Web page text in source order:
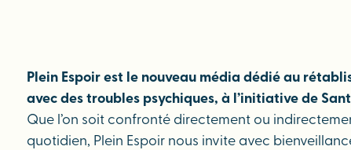
Plein Espoir est le nouveau média dédié au
avec des troubles psychiques, à l’initiative de
Que l’on soit confronté directement ou
quotidien, Plein Espoir nous invite avec